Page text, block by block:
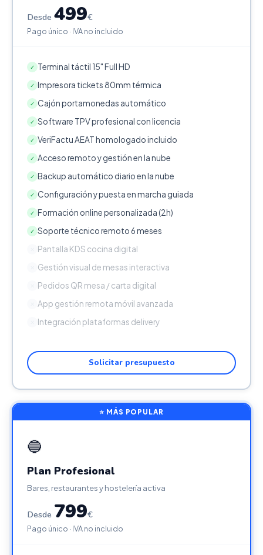
Desde 499€
Pago único · IVA no incluido
✓ Terminal táctil 15" Full HD
✓ Impresora tickets 80mm térmica
✓ Cajón portamonedas automático
✓ Software TPV profesional con licencia
✓ VeriFactu AEAT homologado incluido
✓ Acceso remoto y gestión en la nube
✓ Backup automático diario en la nube
✓ Configuración y puesta en marcha guiada
✓ Formación online personalizada (2h)
✓ Soporte técnico remoto 6 meses
Pantalla KDS cocina digital
Gestión visual de mesas interactiva
Pedidos QR mesa / carta digital
App gestión remota móvil avanzada
Integración plataformas delivery
Solicitar presupuesto
⭐ MÁS POPULAR
🔵
Plan Profesional
Bares, restaurantes y hostelería activa
Desde 799€
Pago único · IVA no incluido